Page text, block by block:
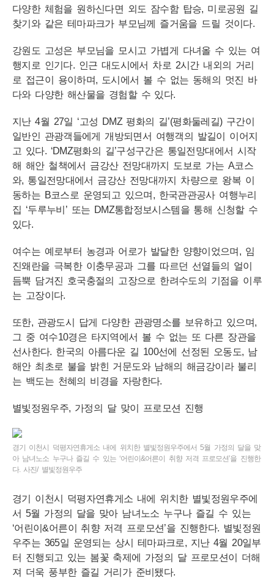
다양한 체험을 원하신다면 외도 잠수함 탑승, 미로공원 길
찾기와 같은 테마파크가 부모님께 즐거움을 드릴 것이다.
강원도 고성은 부모님을 모시고 가볍게 다녀올 수 있는 여
행지로 인기다. 인근 대도시에서 차로 2시간 내외의 거리
로 접근이 용이하며, 도시에서 볼 수 없는 동해의 멋진 바
다와 다양한 해산물을 경험할 수 있다.
지난 4월 27일 ‘고성 DMZ 평화의 길’(평화둘레길) 구간이
일반인 관광객들에게 개방되면서 여행객의 발길이 이어지
고 있다. ‘DMZ평화의 길’구성구간은 통일전망대에서 시작
해 해안 철책에서 금강산 전망대까지 도보로 가는 A코스
와, 통일전망대에서 금강산 전망대까지 차량으로 왕복 이
동하는 B코스로 운영되고 있으며, 한국관관공사 여행누리
집 ‘두루누비’ 또는 DMZ통합정보시스템을 통해 신청할 수
있다.
여수는 예로부터 농경과 어로가 발달한 양향이었으며, 임
진왜란을 극복한 이충무공과 그를 따르던 선열들의 얼이
듬뿍 담겨진 호국충절의 고장으로 한려수도의 기점을 이루
는 고장이다.
또한, 관광도시 답게 다양한 관광명소를 보유하고 있으며,
그 중 여수10경은 타지역에서 볼 수 없는 또 다른 장관을
선사한다. 한국의 아름다운 길 100선에 선정된 오동도, 남
해안 최초로 불을 밝힌 거문도와 남해의 해금강이라 불리
는 백도는 천혜의 비경을 자랑한다.
별빛정원우주, 가정의 달 맞이 프로모션 진행
경기 이천시 덕평자연휴게소 내에 위치한 별빛정원우주에서 5월 가정의 달을 맞
아 남녀노소 누구나 즐길 수 있는 ‘어린이&어른이 취향 저격 프로모션’을 진행한
다. 사진/ 별빛정원우주
경기 이천시 덕평자연휴게소 내에 위치한 별빛정원우주에
서 5월 가정의 달을 맞아 남녀노소 누구나 즐길 수 있는
‘어린이&어른이 취향 저격 프로모션’을 진행한다. 별빛정원
우주는 365일 운영되는 상시 테마파크로, 지난 4월 20일부
터 진행되고 있는 봄꽃 축제에 가정의 달 프로모션이 더해
져 더욱 풍부한 즐길 거리가 준비됐다.